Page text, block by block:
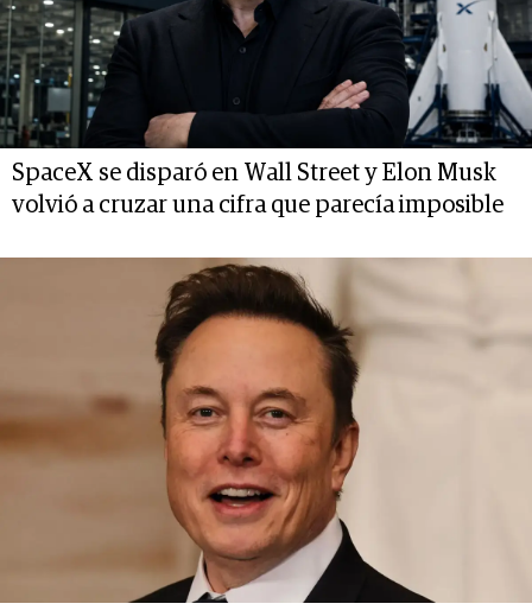
SpaceX se disparó en Wall Street y Elon Musk
volvió a cruzar una cifra que parecía imposible